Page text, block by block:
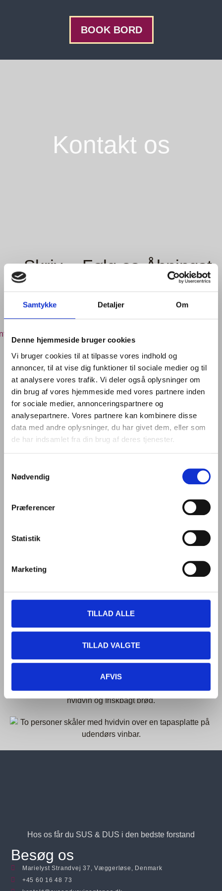
Samtykke Detaljer Om
Denne hjemmeside bruger cookies
Vi bruger cookies til at tilpasse vores indhold og
annoncer, til at vise dig funktioner til sociale medier og til
at analysere vores trafik. Vi deler også oplysninger om
din brug af vores hjemmeside med vores partnere inden
for sociale medier, annonceringspartnere og
analysepartnere. Vores partnere kan kombinere disse
data med andre oplysninger, du har givet dem, eller som
de har indsamlet fra din brug af deres tjenester.
Nødvendig
Præferencer
Statistik
Marketing
TILLAD ALLE
TILLAD VALGTE
AFVIS
BOOK BORD
Kontakt os
Skriv
eller ring
+45 60 16 48
73
Følg os
sociale
medier
Åbningst
ider
Mandag - Lukket
Tirsdag-Søndag -
Adresse
Marielyst Strandvej 37,
4873 Væggerløse, Danmark
Hos os får du SUS & DUS i den bedste forstand
Besøg os
Marielyst Strandvej 37, Væggerløse, Denmark
+45 60 16 48 73